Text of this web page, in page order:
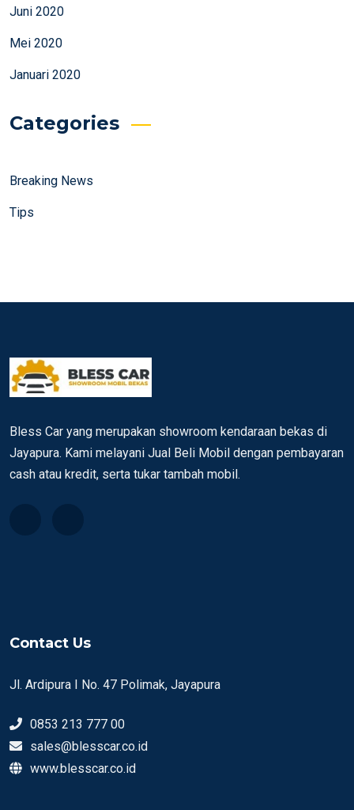
Juni 2020
Mei 2020
Januari 2020
Categories
Breaking News
Tips
Bless Car yang merupakan showroom kendaraan bekas di
Jayapura. Kami melayani Jual Beli Mobil dengan pembayaran
cash atau kredit, serta tukar tambah mobil.
Contact Us
Jl. Ardipura I No. 47 Polimak, Jayapura
0853 213 777 00
sales@blesscar.co.id
www.blesscar.co.id